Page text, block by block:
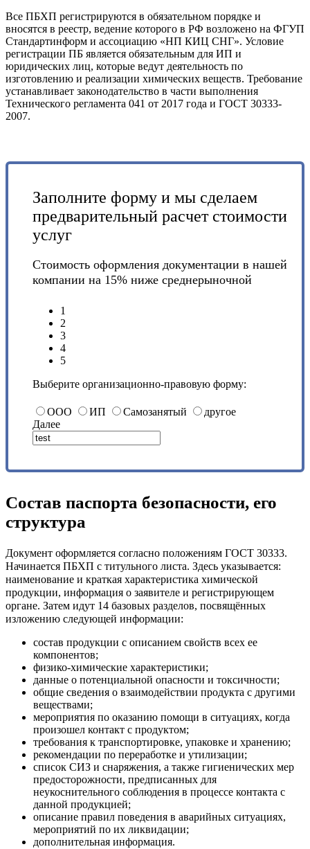
Все ПБХП регистрируются в обязательном порядке и
вносятся в реестр, ведение которого в РФ возложено на ФГУП
Стандартинформ и ассоциацию «НП КИЦ СНГ». Условие
регистрации ПБ является обязательным для ИП и
юридических лиц, которые ведут деятельность по
изготовлению и реализации химических веществ. Требование
устанавливает законодательство в части выполнения
Технического регламента 041 от 2017 года и ГОСТ 30333-
2007.
Заполните форму и мы сделаем
предварительный расчет стоимости
услуг
Стоимость оформления документации в нашей
компании на 15% ниже среднерыночной
1
2
3
4
5
Выберите организационно-правовую форму:
ООО ИП Самозанятый
другое
Далее
Состав паспорта безопасности, его
структура
Документ оформляется согласно положениям ГОСТ 30333.
Начинается ПБХП с титульного листа. Здесь указывается:
наименование и краткая характеристика химической
продукции, информация о заявителе и регистрирующем
органе. Затем идут 14 базовых разделов, посвящённых
изложению следующей информации:
состав продукции с описанием свойств всех ее
компонентов;
физико-химические характеристики;
данные о потенциальной опасности и токсичности;
общие сведения о взаимодействии продукта с другими
веществами;
мероприятия по оказанию помощи в ситуациях, когда
произошел контакт с продуктом;
требования к транспортировке, упаковке и хранению;
рекомендации по переработке и утилизации;
список СИЗ и снаряжения, а также гигиенических мер
предосторожности, предписанных для
неукоснительного соблюдения в процессе контакта с
данной продукцией;
описание правил поведения в аварийных ситуациях,
мероприятий по их ликвидации;
дополнительная информация.